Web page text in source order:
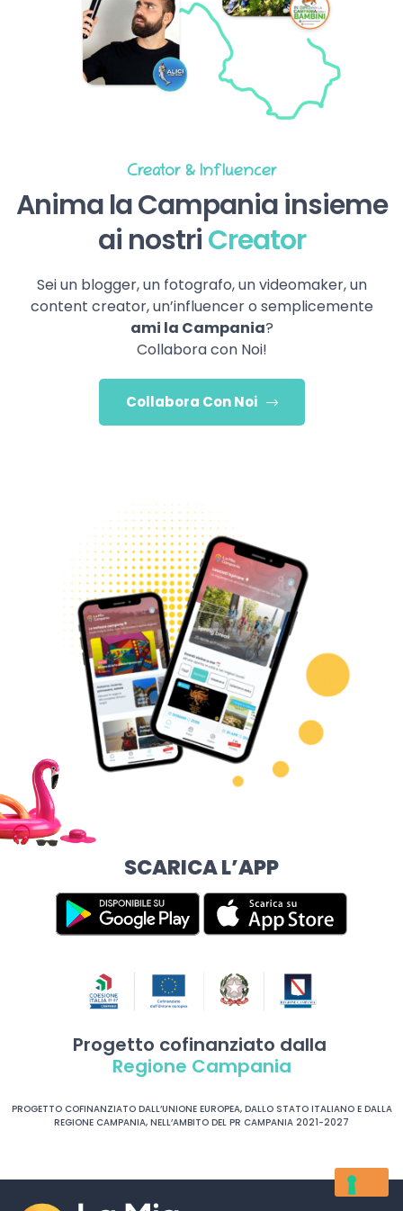
Creator & Influencer
Anima la Campania insieme
ai nostriCreator
Sei un blogger, un fotografo, un videomaker, un
content creator, un’influencer o semplicemente
ami la Campania?
Collabora con Noi!
Collabora Con Noi
SCARICA L’APP
Progetto cofinanziato dalla
Regione Campania
PROGETTO COFINANZIATO DALL’UNIONE EUROPEA, DALLO STATO ITALIANO E DALLA
REGIONE CAMPANIA, NELL’AMBITO DEL PR CAMPANIA 2021-2027